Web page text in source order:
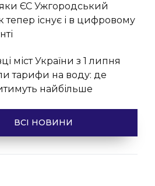
ЄС Ужгородський
тепер існує і в цифровому
міст України з 1 липня
тарифи на воду: де
найбільше
ВСІ НОВИНИ